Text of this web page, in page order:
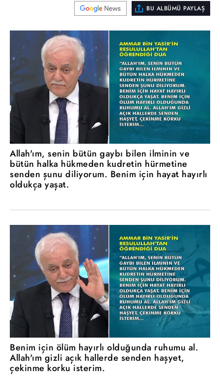
BU ALBÜMÜ PAYLAŞ
Allah'ım, senin bütün gaybı bilen ilminin ve
bütün halka hükmeden kudretin hürmetine
senden şunu diliyorum. Benim için hayat hayırlı
oldukça yaşat.
Benim için ölüm hayırlı olduğunda ruhumu al.
Allah'ım gizli açık hallerde senden haşyet,
çekinme korku isterim.